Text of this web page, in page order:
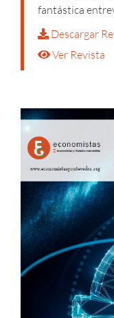
fantástica
Descargar
Ver Revista